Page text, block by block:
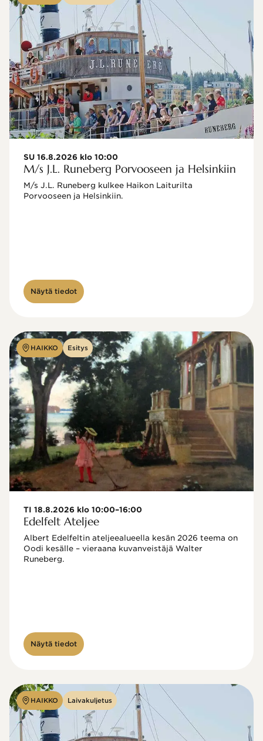
SU 16.8.2026 klo 10:00
M/s J.L. Runeberg Porvooseen ja Helsinkiin
M/s J.L. Runeberg kulkee Haikon Laiturilta
Porvooseen ja Helsinkiin.
Näytä tiedot
HAIKKO Esitys
TI 18.8.2026 klo 10:00–16:00
Edelfelt Ateljee
Albert Edelfeltin ateljeealueella kesän 2026 teema on
Oodi kesälle – vieraana kuvanveistäjä Walter
Näytä tiedot
HAIKKO Laivakuljetus